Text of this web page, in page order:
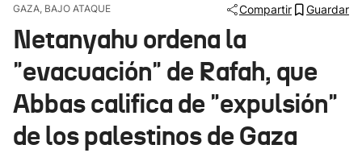
Ikusmiran
Eguraldia
GAZA, BAJO ATAQUE Compartir Guardar
Netanyahu ordena la
"evacuación" de Rafah, que
Abbas califica de "expulsión"
de los palestinos de Gaza